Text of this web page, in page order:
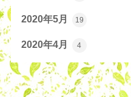
2020年5月 19
2020年4月 4